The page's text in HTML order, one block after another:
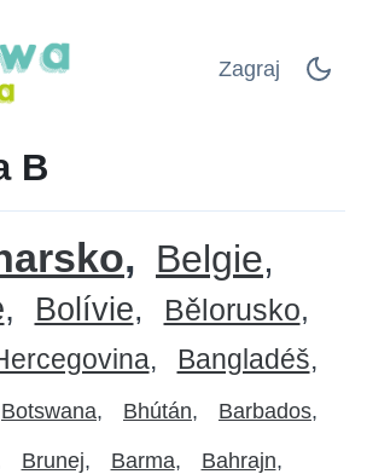
Zagraj
B
Belgie
Bolívie Bělorusko
Bangladéš
Botswana Bhútán Barbados
Brunej Barma Bahrajn